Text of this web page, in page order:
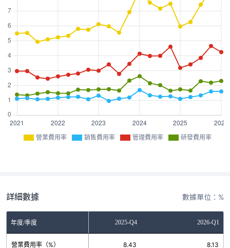
營業費用率 銷售費用率 管理費用率 研發費用率
詳細數據 數據單位：%
年度/季度2025-Q3 2025-Q4 2026-Q1
營業費用率（%）
7.44 8.43 8.13